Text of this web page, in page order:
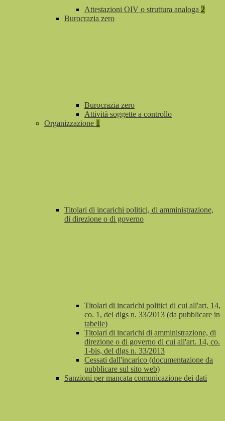
Attestazioni OIV o struttura analoga 2
Burocrazia zero
Burocrazia zero
Attività soggette a controllo
Organizzazione 1
Titolari di incarichi politici, di amministrazione,
di direzione o di governo
Titolari di incarichi politici di cui all'art. 14,
co. 1, del dlgs n. 33/2013 (da pubblicare in
tabelle)
Titolari di incarichi di amministrazione, di
direzione o di governo di cui all'art. 14, co.
1-bis, del dlgs n. 33/2013
Cessati dall'incarico (documentazione da
pubblicare sul sito web)
Sanzioni per mancata comunicazione dei dati